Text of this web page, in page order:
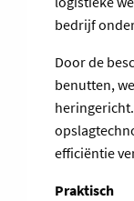
bedrijf
Door de
benutten,
efficiëntie
Praktisch